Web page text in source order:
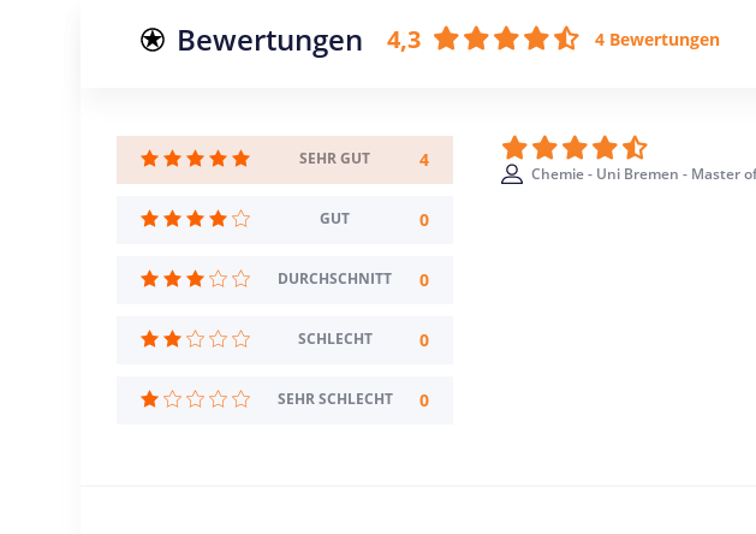
Bewertungen 4,3 4 Bewertungen
SEHR GUT 4
GUT 0
DURCHSCHNITT 0
SCHLECHT 0
SEHR SCHLECHT 0
Chemie - Uni Bremen - Master